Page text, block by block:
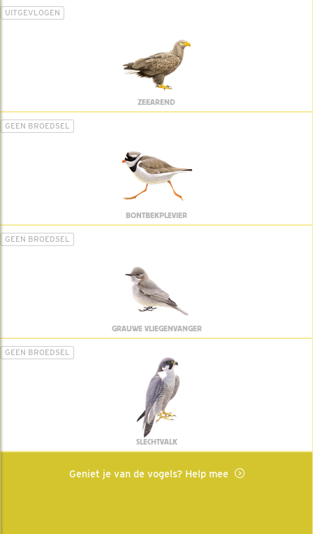
UITGEVLOGEN
ZEEAREND
GEEN BROEDSEL
BONTBEKPLEVIER
GEEN BROEDSEL
GRAUWE VLIEGENVANGER
GEEN BROEDSEL
SLECHTVALK
Geniet je van de vogels? Help mee